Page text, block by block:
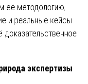
её методологию,
и реальные кейсы
экспертизы